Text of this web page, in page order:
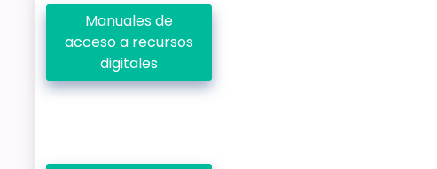
Manuales de
acceso a recursos
digitales